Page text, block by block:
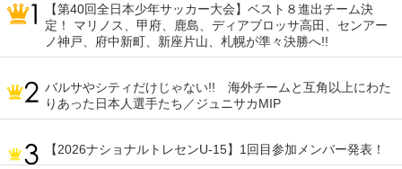
【第40回全日本少年サッカー大会】ベスト８進出チーム決
定！ マリノス、甲府、鹿島、ディアブロッサ高田、センアー
ノ神戸、府中新町、新座片山、札幌が準々決勝へ!!
バルサやシティだけじゃない!! 海外チームと互角以上にわた
りあった日本人選手たち／ジュニサカMIP
【2026ナショナルトレセンU-15】1回目参加メンバー発表！